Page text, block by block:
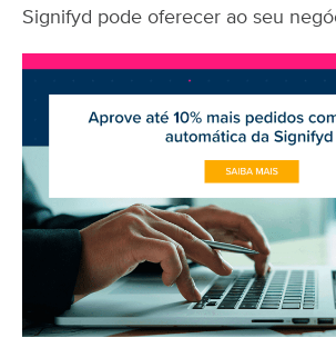
Signifyd pode oferecer ao seu